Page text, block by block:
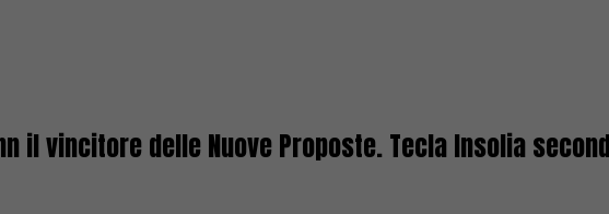
il vincitore delle Nuove Proposte. Tecla Insolia